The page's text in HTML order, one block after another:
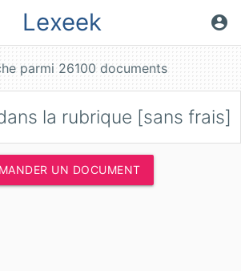
Lexeek account_circle
la rubrique [sans frais]
UN DOCUMENT